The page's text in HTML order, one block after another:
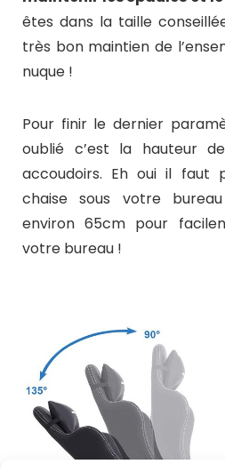
êtes dans la taille
très bon maintien de
nuque !
Pour finir le dernier
oublié c’est la hauteur
accoudoirs. Eh oui il faut
chaise sous votre bureau
environ 65cm pour
votre bureau !